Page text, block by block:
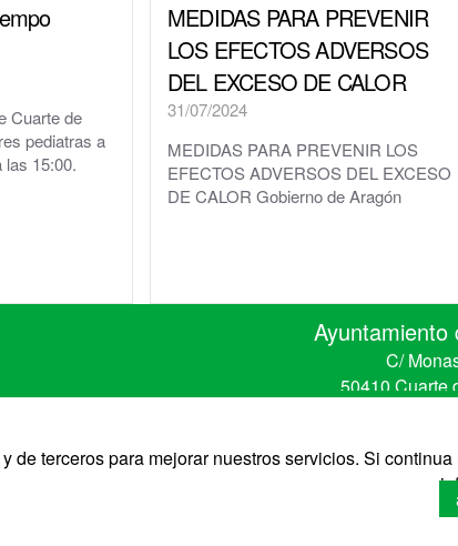
Cuarte de
pediatras a
las 15:00.
MEDIDAS PARA PREVENIR
LOS EFECTOS ADVERSOS
DEL EXCESO DE CALOR
31/07/2024
MEDIDAS PARA PREVENIR LOS
EFECTOS ADVERSOS DEL EXCESO
DE CALOR Gobierno de Aragón
C/
50410 Cuarte
de terceros para mejorar nuestros servicios. Si